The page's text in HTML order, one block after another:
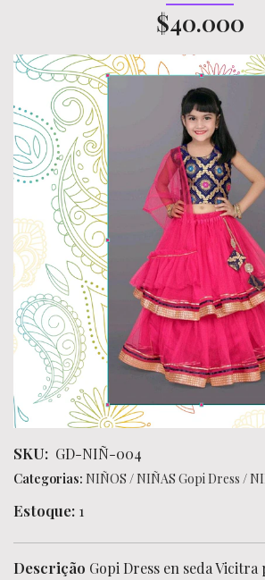
$40.000
SKU: GD-NIÑ-004
Categorias: NIÑOS / NIÑAS Gopi Dress /
Estoque: 1
Descrição Gopi Dress en seda Vicitra